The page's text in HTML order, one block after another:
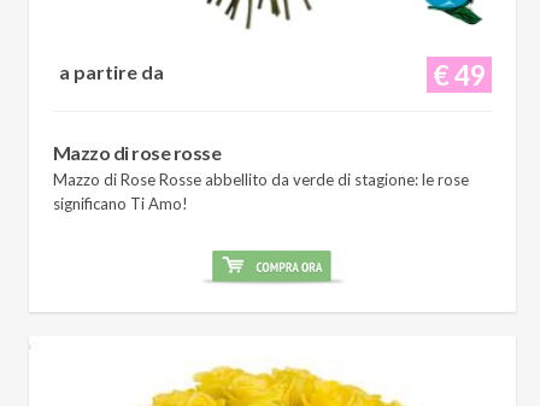
€ 49
a partire da
Mazzo di rose rosse
Mazzo di Rose Rosse abbellito da verde di stagione: le rose
significano Ti Amo!